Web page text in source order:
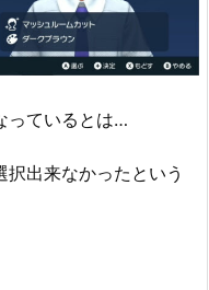
っているとは…
出来なかったという